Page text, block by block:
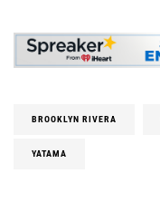
BROOKLYN RIVERA
YATAMA